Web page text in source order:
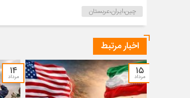
چین،ایران،عربستان
اخبار مرتبط
۱۵
مرداد ۱۴
مرداد